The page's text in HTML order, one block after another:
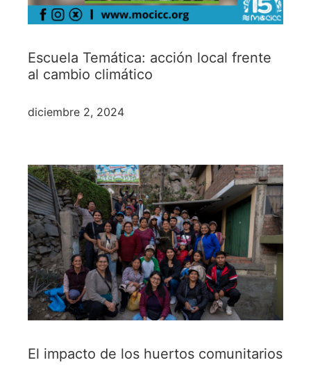
Escuela Temática: acción local frente
al cambio climático
diciembre 2, 2024
El impacto de los huertos comunitarios